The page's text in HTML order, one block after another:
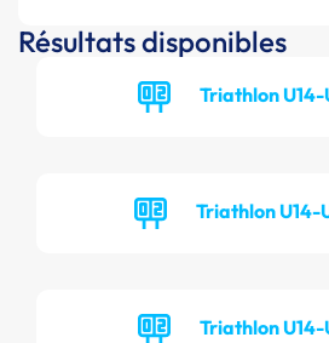
Résultats disponibles
Triathlon U14-
Triathlon U14-
Triathlon U14-